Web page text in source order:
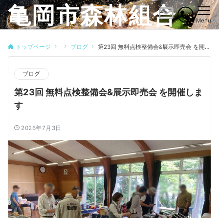
亀岡市森林組合 Menu
トップページ ブログ 第23回 無料点検整備会&展示即売会 を開催します
ブログ
第23回 無料点検整備会&展示即売会 を開催しま
す
2026年7月3日